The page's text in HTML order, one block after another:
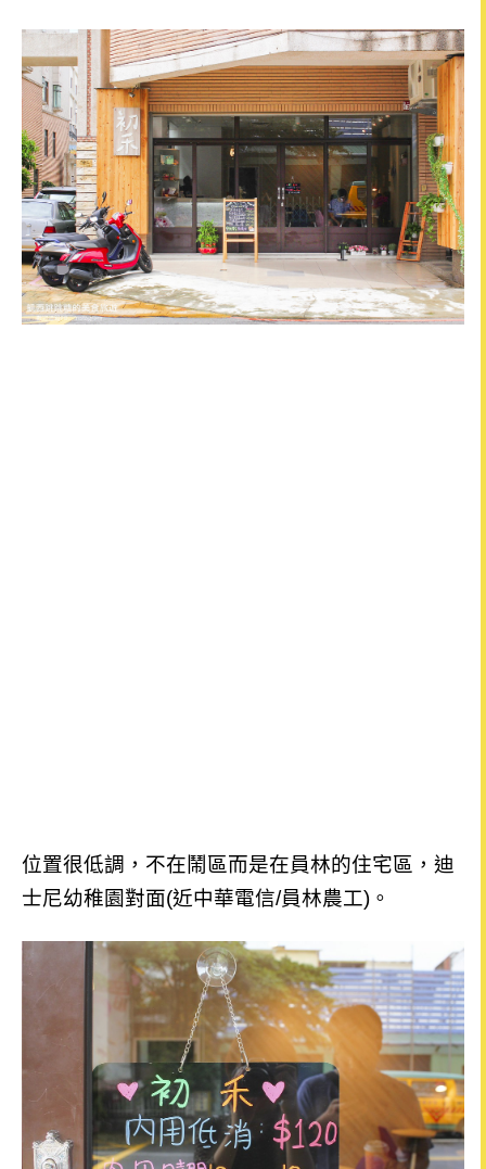
位置很低調，不在鬧區而是在員林的住宅區，迪
士尼幼稚園對面(近中華電信/員林農工)。